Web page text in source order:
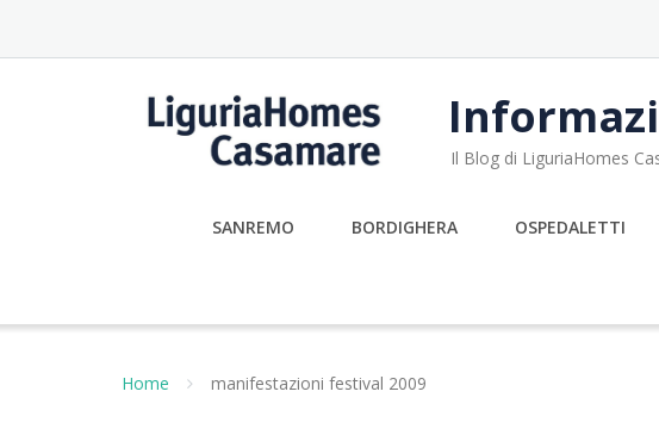
content
Il Blog di LiguriaHomes
SANREMO BORDIGHERA OSPEDALETTI
Home manifestazioni festival 2009